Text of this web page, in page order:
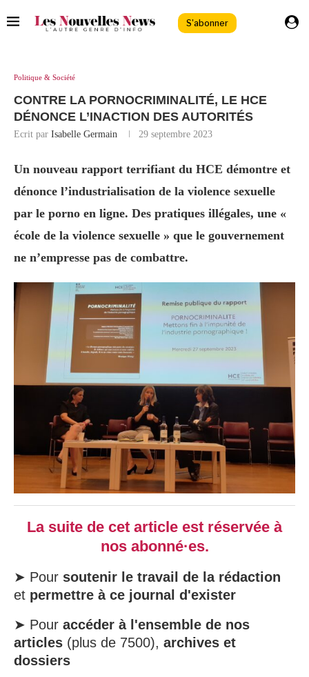
S'abonner
Politique & Société
CONTRE LA PORNOCRIMINALITÉ, LE HCE
DÉNONCE L’INACTION DES AUTORITÉS
Ecrit par Isabelle Germain 29 septembre 2023
Un nouveau rapport terrifiant du HCE démontre et
dénonce l’industrialisation de la violence sexuelle
par le porno en ligne. Des pratiques illégales, une «
école de la violence sexuelle » que le gouvernement
ne n’empresse pas de combattre.
La suite de cet article est réservée à
nos abonné·es.
➤ Pour soutenir le travail de la rédaction
et permettre à ce journal d'exister
➤ Pour accéder à l'ensemble de nos
articles (plus de 7500), archives et
dossiers